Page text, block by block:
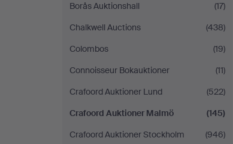
Borås Auktionshall
(17)
Chalkwell Auctions
(438)
Colombos
(19)
Connoisseur Bokauktioner
(11)
Crafoord Auktioner Lund
(522)
Crafoord Auktioner Malmö
(145)
Crafoord Auktioner Stockholm
(946)